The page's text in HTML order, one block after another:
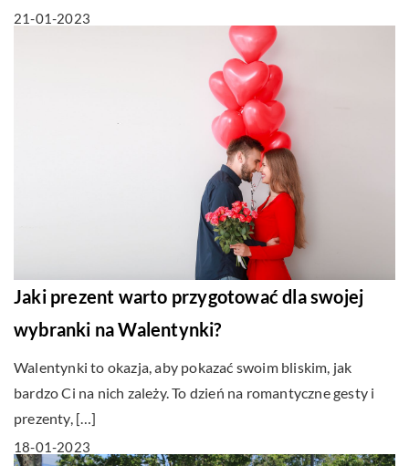
21-01-2023
Jaki prezent warto przygotować dla swojej
wybranki na Walentynki?
Walentynki to okazja, aby pokazać swoim bliskim, jak
bardzo Ci na nich zależy. To dzień na romantyczne gesty i
prezenty, […]
18-01-2023